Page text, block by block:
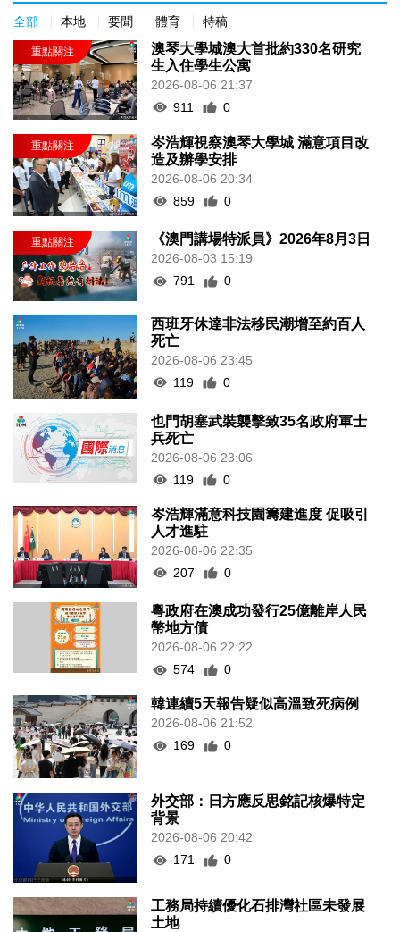
全部 本地 要聞 體育 特稿
澳琴大學城澳大首批約330名研究
生入住學生公寓
2026-08-06 21:37
911
0
岑浩輝視察澳琴大學城 滿意項目改
造及辦學安排
2026-08-06 20:34
859
0
《澳門講場特派員》2026年8月3日
2026-08-03 15:19
791
0
西班牙休達非法移民潮增至約百人
死亡
2026-08-06 23:45
119
0
也門胡塞武裝襲擊致35名政府軍士
兵死亡
2026-08-06 23:06
119
0
岑浩輝滿意科技園籌建進度 促吸引
人才進駐
2026-08-06 22:35
207
0
粵政府在澳成功發行25億離岸人民
幣地方債
2026-08-06 22:22
574
0
韓連續5天報告疑似高溫致死病例
2026-08-06 21:52
169
0
外交部：日方應反思銘記核爆特定
背景
2026-08-06 20:42
171
0
工務局持續優化石排灣社區未發展
土地